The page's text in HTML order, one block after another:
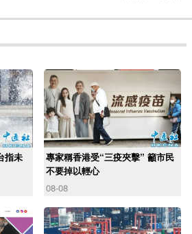
指未
專家稱香港受“三疫夾擊” 籲市民
不要掉以輕心
08-08